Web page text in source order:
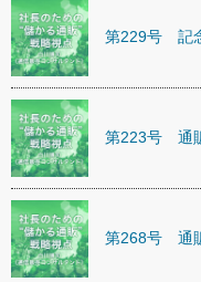
第229号 記
第223号 通
第268号 通